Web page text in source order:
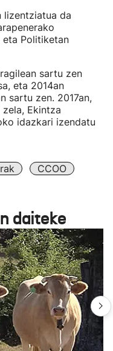
lizentziatua da
eta Politiketan
sartu zen
eta 2014an
sartu zen. 2017an,
Ekintza
idazkari izendatu
CCOO
daiteke